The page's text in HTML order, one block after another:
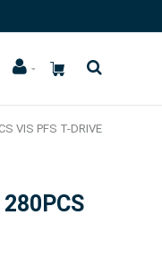
VIS PFS T-DRIVE